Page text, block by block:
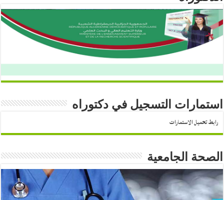
استمارات التسجيل في دكتوراه
رابط تحميل الاستمارات
الصحة الجامعية